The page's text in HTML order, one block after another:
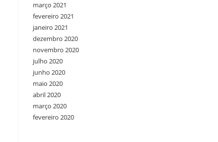
março 2021
fevereiro 2021
janeiro 2021
dezembro 2020
novembro 2020
julho 2020
junho 2020
maio 2020
abril 2020
março 2020
fevereiro 2020